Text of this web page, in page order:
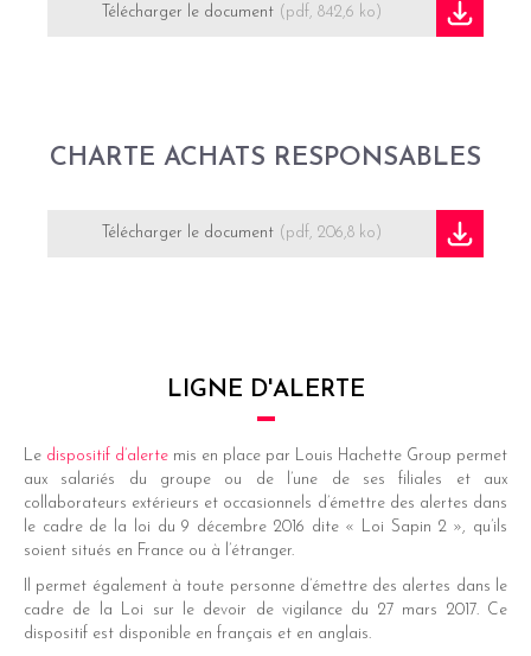
Télécharger le document (pdf, 842,6 ko)
CHARTE ACHATS RESPONSABLES
Télécharger le document (pdf, 206,8 ko)
LIGNE D'ALERTE
Le dispositif d’alerte mis en place par Louis Hachette Group permet
aux salariés du groupe ou de l’une de ses filiales et aux
collaborateurs extérieurs et occasionnels d’émettre des alertes dans
le cadre de la loi du 9 décembre 2016 dite « Loi Sapin 2 », qu’ils
soient situés en France ou à l’étranger.
Il permet également à toute personne d’émettre des alertes dans le
cadre de la Loi sur le devoir de vigilance du 27 mars 2017. Ce
dispositif est disponible en français et en anglais.